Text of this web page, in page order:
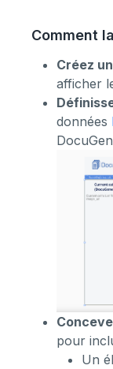
Comment
Créez
afficher
données
pour
Un